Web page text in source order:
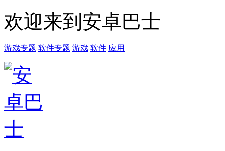
欢迎来到安卓巴士
游戏专题 软件专题 游戏 软件 应用